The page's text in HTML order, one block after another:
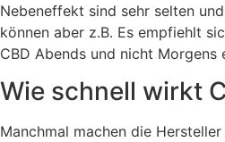
Nebeneffekt sind sehr selten
können aber z.B. Es empfiehlt
CBD Abends und nicht Morgens
Wie schnell wirkt
Manchmal machen die